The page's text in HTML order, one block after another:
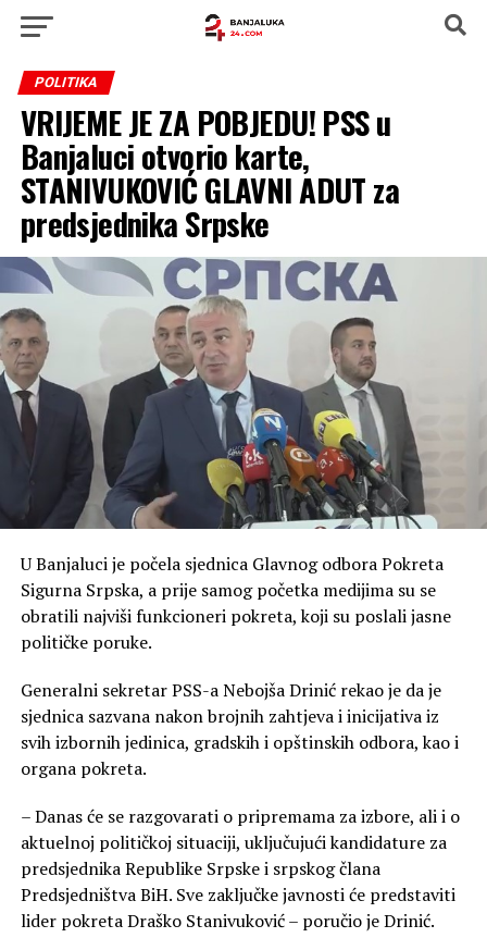
POLITIKA
VRIJEME JE ZA POBJEDU! PSS u
Banjaluci otvorio karte,
STANIVUKOVIĆ GLAVNI ADUT za
predsjednika Srpske
U Banjaluci je počela sjednica Glavnog odbora Pokreta
Sigurna Srpska, a prije samog početka medijima su se
obratili najviši funkcioneri pokreta, koji su poslali jasne
političke poruke.
Generalni sekretar PSS-a Nebojša Drinić rekao je da je
sjednica sazvana nakon brojnih zahtjeva i inicijativa iz
svih izbornih jedinica, gradskih i opštinskih odbora, kao i
organa pokreta.
– Danas će se razgovarati o pripremama za izbore, ali i o
aktuelnoj političkoj situaciji, uključujući kandidature za
predsjednika Republike Srpske i srpskog člana
Predsjedništva BiH. Sve zaključke javnosti će predstaviti
lider pokreta Draško Stanivuković – poručio je Drinić.